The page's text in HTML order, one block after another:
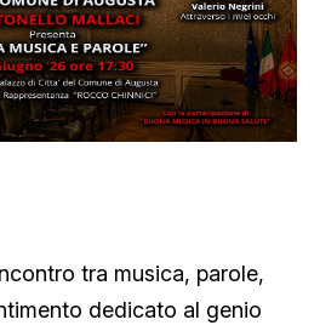
tra musica, parole,
dedicato al genio